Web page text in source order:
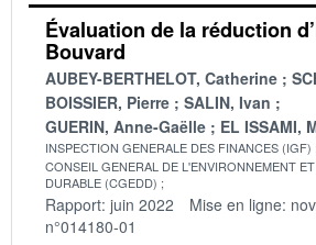
Évaluation de la réduction
Bouvard
AUBEY-BERTHELOT, Catherine
BOISSIER, Pierre
SALIN, Ivan
GUERIN, Anne-Gaëlle
EL ISSAMI,
INSPECTION GENERALE DES FINANCES (IGF)
CONSEIL GENERAL DE L'ENVIRONNEMENT
DURABLE (CGEDD)
Rapport: juin 2022 Mise en ligne:
n°014180-01